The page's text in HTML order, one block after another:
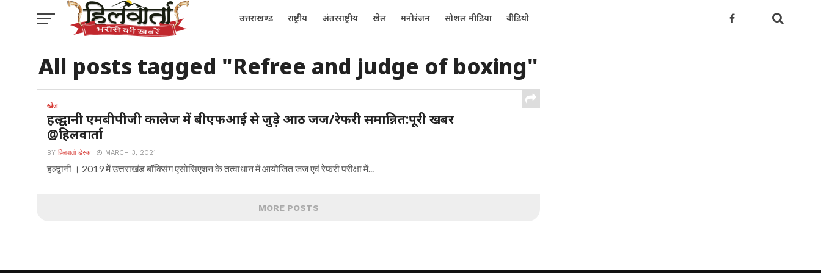
उत्तराखण्ड राष्ट्रीय अंतरराष्ट्रीय खेल मनोरंजन सोशल मीडिया वीडियो
All posts tagged "Refree and judge of boxing"
खेल
हल्द्वानी एमबीपीजी कालेज में बीएफआई से जुड़े आठ जज/रेफरी समान्नित:पूरी खबर
@हिलवार्ता
BY हिलवार्ता डेस्क MARCH 3, 2021
हल्द्वानी । 2019 में उत्तराखंड बॉक्सिंग एसोसिएशन के तत्वाधान में आयोजित जज एवं रेफरी परीक्षा में...
MORE POSTS